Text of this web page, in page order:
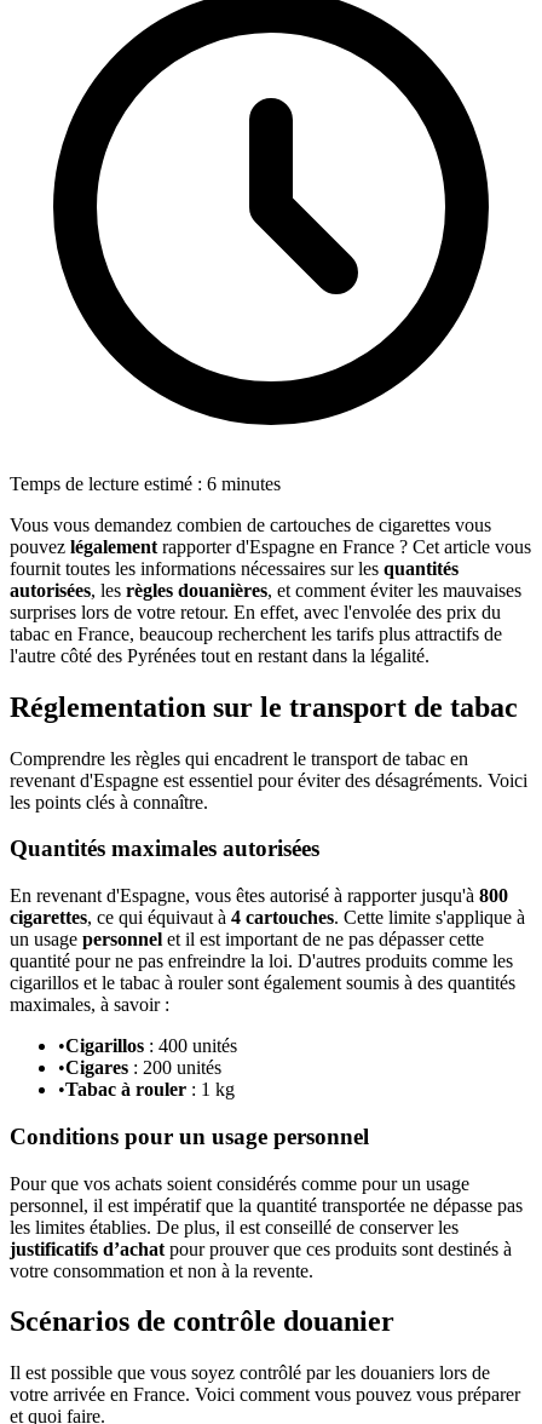
Temps de lecture estimé : 6 minutes
Vous vous demandez combien de cartouches de cigarettes vous
pouvez légalement rapporter d'Espagne en France ? Cet article vous
fournit toutes les informations nécessaires sur les quantités
autorisées, les règles douanières, et comment éviter les mauvaises
surprises lors de votre retour. En effet, avec l'envolée des prix du
tabac en France, beaucoup recherchent les tarifs plus attractifs de
l'autre côté des Pyrénées tout en restant dans la légalité.
Réglementation sur le transport de tabac
Comprendre les règles qui encadrent le transport de tabac en
revenant d'Espagne est essentiel pour éviter des désagréments. Voici
les points clés à connaître.
Quantités maximales autorisées
En revenant d'Espagne, vous êtes autorisé à rapporter jusqu'à 800
cigarettes, ce qui équivaut à 4 cartouches. Cette limite s'applique à
un usage personnel et il est important de ne pas dépasser cette
quantité pour ne pas enfreindre la loi. D'autres produits comme les
cigarillos et le tabac à rouler sont également soumis à des quantités
maximales, à savoir :
•Cigarillos : 400 unités
•Cigares : 200 unités
•Tabac à rouler : 1 kg
Conditions pour un usage personnel
Pour que vos achats soient considérés comme pour un usage
personnel, il est impératif que la quantité transportée ne dépasse pas
les limites établies. De plus, il est conseillé de conserver les
justificatifs d’achat pour prouver que ces produits sont destinés à
votre consommation et non à la revente.
Scénarios de contrôle douanier
Il est possible que vous soyez contrôlé par les douaniers lors de
votre arrivée en France. Voici comment vous pouvez vous préparer
et quoi faire.